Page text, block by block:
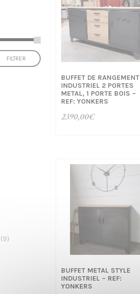
BUFFET DE RANGEMENT
INDUSTRIEL 2 PORTES
METAL, 1 PORTE BOIS –
REF: YONKERS
2390,00€
BUFFET METAL STYLE
INDUSTRIEL – REF:
YONKERS
FILTRER
(9)